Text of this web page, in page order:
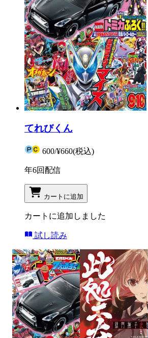
てれびくん
600/¥660(税込)
年6回配信
カートに追加
カートに追加しました
試し読み